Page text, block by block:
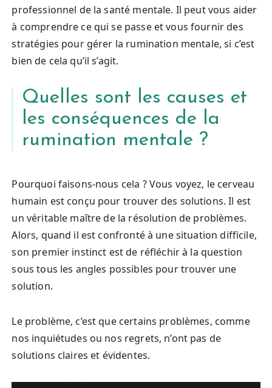
professionnel de la santé mentale. Il peut vous aider
à comprendre ce qui se passe et vous fournir des
stratégies pour gérer la rumination mentale, si c’est
bien de cela qu’il s’agit.
Quelles sont les causes et
les conséquences de la
rumination mentale ?
Pourquoi faisons-nous cela ? Vous voyez, le cerveau
humain est conçu pour trouver des solutions. Il est
un véritable maître de la résolution de problèmes.
Alors, quand il est confronté à une situation difficile,
son premier instinct est de réfléchir à la question
sous tous les angles possibles pour trouver une
solution.
Le problème, c’est que certains problèmes, comme
nos inquiétudes ou nos regrets, n’ont pas de
solutions claires et évidentes.